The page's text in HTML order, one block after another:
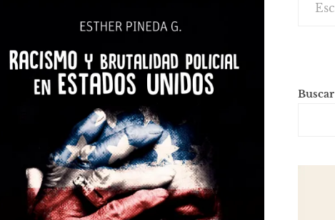
Buscar